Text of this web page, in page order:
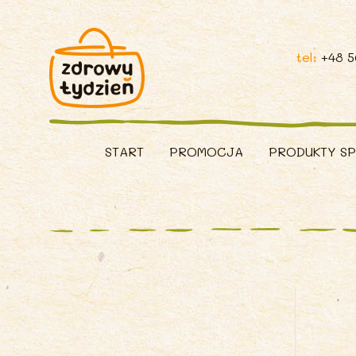
tel: +48
START PROMOCJA PRODUKTY